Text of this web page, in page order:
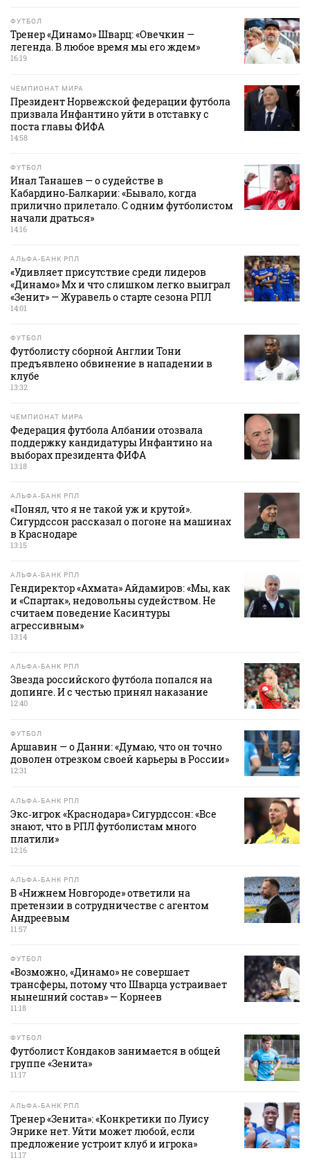
ФУТБОЛ
Тренер «Динамо» Шварц: «Овечкин —
легенда. В любое время мы его ждем»
16:19
ЧЕМПИОНАТ МИРА
Президент Норвежской федерации футбола
призвала Инфантино уйти в отставку с
поста главы ФИФА
14:58
ФУТБОЛ
Инал Танашев — о судействе в
Кабардино‑Балкарии: «Бывало, когда
прилично прилетало. С одним футболистом
начали драться»
14:16
АЛЬФА-БАНК РПЛ
«Удивляет присутствие среди лидеров
«Динамо» Мх и что слишком легко выиграл
«Зенит» — Журавель о старте сезона РПЛ
14:01
ФУТБОЛ
Футболисту сборной Англии Тони
предъявлено обвинение в нападении в
клубе
13:32
ЧЕМПИОНАТ МИРА
Федерация футбола Албании отозвала
поддержку кандидатуры Инфантино на
выборах президента ФИФА
13:18
АЛЬФА-БАНК РПЛ
«Понял, что я не такой уж и крутой».
Сигурдссон рассказал о погоне на машинах
в Краснодаре
13:15
АЛЬФА-БАНК РПЛ
Гендиректор «Ахмата» Айдамиров: «Мы, как
и «Спартак», недовольны судейством. Не
считаем поведение Касинтуры
агрессивным»
13:14
АЛЬФА-БАНК РПЛ
Звезда российского футбола попался на
допинге. И с честью принял наказание
12:40
ФУТБОЛ
Аршавин — о Данни: «Думаю, что он точно
доволен отрезком своей карьеры в России»
12:31
АЛЬФА-БАНК РПЛ
Экс‑игрок «Краснодара» Сигурдссон: «Все
знают, что в РПЛ футболистам много
платили»
12:16
АЛЬФА-БАНК РПЛ
В «Нижнем Новгороде» ответили на
претензии в сотрудничестве с агентом
Андреевым
11:57
ФУТБОЛ
«Возможно, «Динамо» не совершает
трансферы, потому что Шварца устраивает
нынешний состав» — Корнеев
11:18
ФУТБОЛ
Футболист Кондаков занимается в общей
группе «Зенита»
11:17
АЛЬФА-БАНК РПЛ
Тренер «Зенита»: «Конкретики по Луису
Энрике нет. Уйти может любой, если
предложение устроит клуб и игрока»
11:17